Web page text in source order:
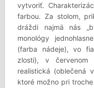
vytvoriť.
farbou. Za stolom,
dráždi najmä nás
monológy
(farba nádeje), vo
zlosti), v červenom
realistická (oblečená
ktoré možno pri